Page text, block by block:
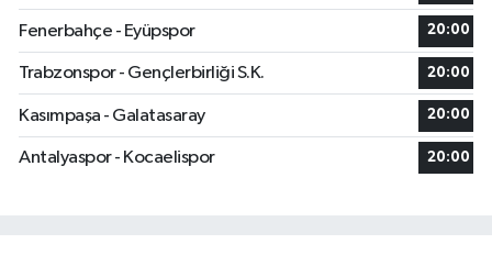
Fenerbahçe - Eyüpspor 20:00
Trabzonspor - Gençlerbirliği S.K. 20:00
Kasımpaşa - Galatasaray 20:00
Antalyaspor - Kocaelispor 20:00